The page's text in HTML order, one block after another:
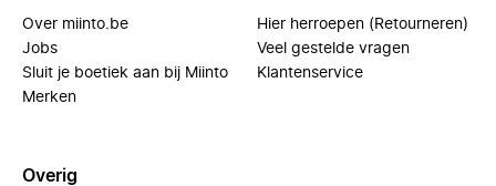
Over miinto.be
Jobs
Sluit je boetiek aan bij Miinto
Merken
Hier herroepen (Retourneren)
Veel gestelde vragen
Klantenservice
Overig